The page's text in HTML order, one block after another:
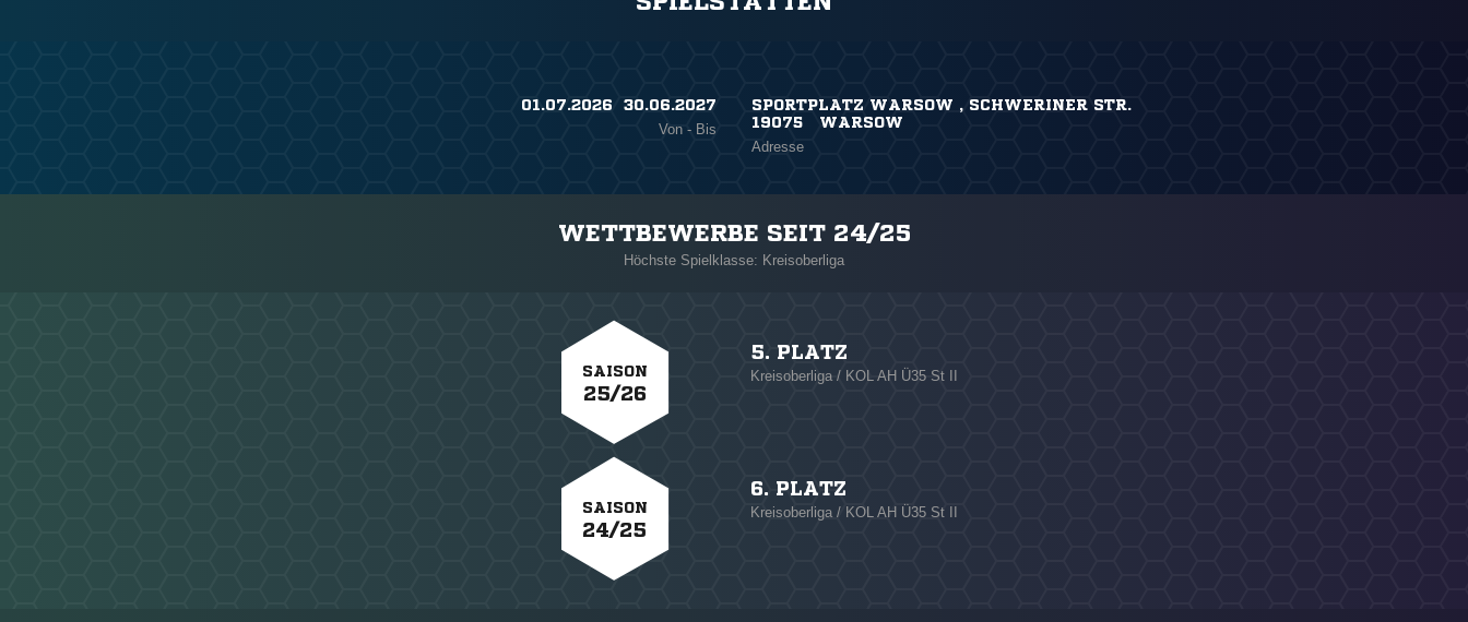
01.07.2026 ​ 30.06.2027
Von - Bis
SPORTPLATZ WARSOW , SCHWERINER STR.
19075 WARSOW
Adresse
WETTBEWERBE SEIT 24/25
Höchste Spielklasse: Kreisoberliga
SAISON
25/26
5. PLATZ
Kreisoberliga / KOL AH Ü35 St II
SAISON
24/25
6. PLATZ
Kreisoberliga / KOL AH Ü35 St II